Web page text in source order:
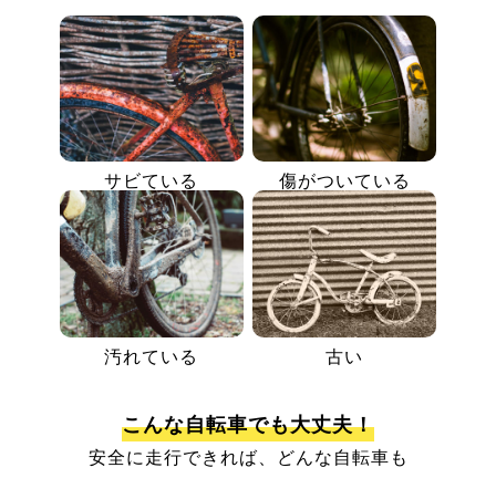
サビている 傷がついている
汚れている 古い
こんな自転車でも大丈夫！
安全に走行できれば、どんな自転車も